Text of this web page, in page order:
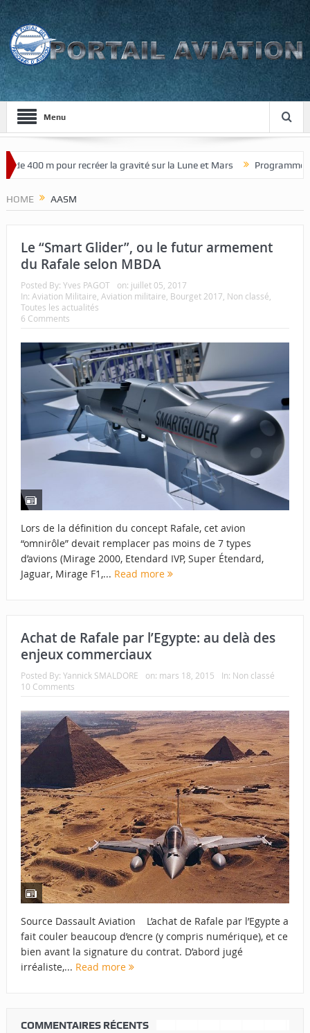
Menu
400 m pour recréer la gravité sur la Lune et Mars Programme de
HOME AASM
Le “Smart Glider”, ou le futur armement
du Rafale selon MBDA
Posted By: Yves PAGOT on: juillet 05, 2017
In: Aviation Militaire Aviation militaire Bourget 2017 Non classé
Toutes les actualités
6 Comments
Lors de la définition du concept Rafale, cet avion
“omnirôle” devait remplacer pas moins de 7 types
d’avions (Mirage 2000, Etendard IVP, Super Étendard,
Jaguar, Mirage F1,... Read more
Achat de Rafale par l’Egypte: au delà des
enjeux commerciaux
Posted By: Yannick SMALDORE on: mars 18, 2015 In: Non classé
10 Comments
Source Dassault Aviation L’achat de Rafale par l’Egypte a
fait couler beaucoup d’encre (y compris numérique), et ce
bien avant la signature du contrat. D’abord jugé
irréaliste,... Read more
COMMENTAIRES RÉCENTS